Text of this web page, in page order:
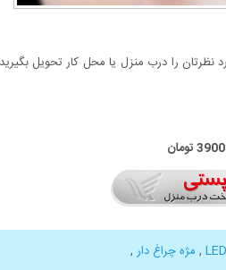
را درب منزل یا محل کار تحویل
تومان
, مژه چراغ دار ,